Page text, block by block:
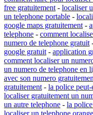
free gratuitement - localiser
un telephone portable -
google maps gratuitement -
telephone - comment
numero de telephone gratuit
google gratuit - application
comment localiser un
un numero de telephone en
avec son numero
gratuitement - la police
localiser gratuitement un
un autre telephone - la
localiser un telephone